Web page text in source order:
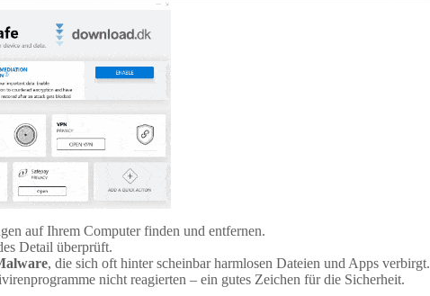
auf Ihrem Computer finden und entfernen.
Detail überprüft.
, die sich oft hinter scheinbar harmlosen Dateien und Apps verbirgt.
nicht reagierten – ein gutes Zeichen für die Sicherheit.